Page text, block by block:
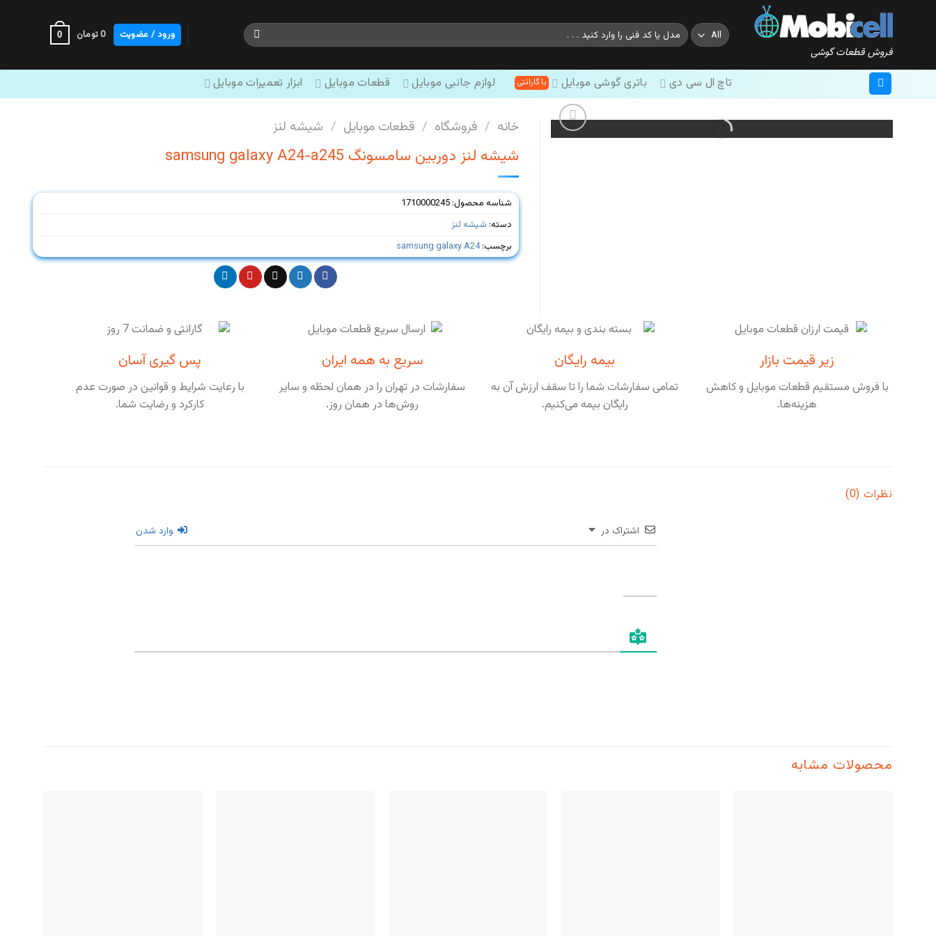
فروش قطعات گوشی
جستجو
برای:
ورود / عضویت 0تومان 0
تاچ ال سی دی باتری گوشی موبایل لوازم جانبی موبایل قطعات موبایل ابزار تعمیرات موبایل
خانه / فروشگاه / قطعات موبایل / شیشه لنز
شیشه لنز دوربین سامسونگ samsung galaxy A24-a245
شناسه محصول: 1710000245
دسته: شیشه لنز
برچسب:samsung galaxy A24
زیر قیمت بازار
با فروش مستقیم قطعات موبایل و کاهش
هزینه‌ها.
بیمه رایگان
تمامی سفارشات شما را تا سقف ارزش آن به
رایگان بیمه می‌کنیم.
سریع به همه ایران
سفارشات در تهران را در همان لحظه و سایر
روش‌ها در همان روز.
پس گیری آسان
با رعایت شرایط و قوانین در صورت عدم
کارکرد و رضایت شما.
نظرات (0)
اشتراک در وارد شدن
محصولات مشابه